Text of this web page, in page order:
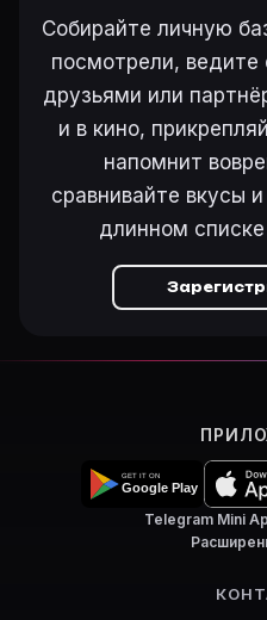
Как добавить «Снова
Откройте «Снова
Как поставить
На карточке «Снова
Ещё на Movie
Интересные факты о
Другие карточки:
Собирайте личную
посмотрели, ведите
друзьями или
и в кино,
напомнит
сравнивайте вкусы
длинном
Telegram Mini